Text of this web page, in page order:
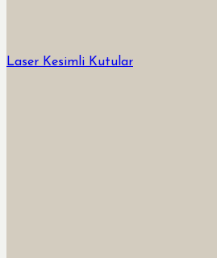
Laser Kesimli Kutular